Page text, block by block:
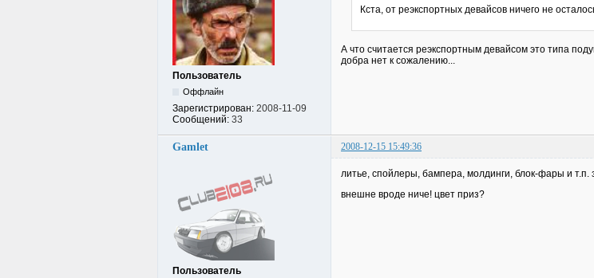
Пользователь
Оффлайн
Зарегистрирован: 2008-11-09
Сообщений: 33
Кста, от реэкспортных девайсов ничего не
А что считается реэкспортным девайсом это типа
добра нет к сожалению...
Gamlet 2008-12-15 15:49:36
Пользователь
литье, спойлеры, бампера, молдинги, блок-фары и т.п.
внешне вроде ниче! цвет приз?